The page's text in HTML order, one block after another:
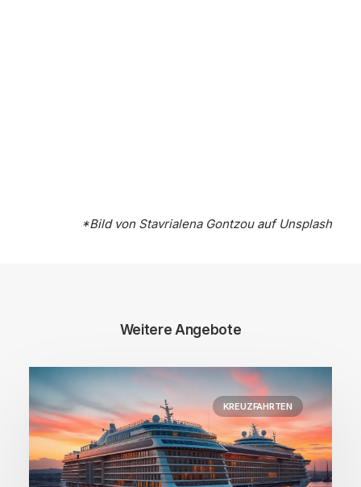
*Bild von Stavrialena Gontzouauf Unsplash
Weitere Angebote
KREUZFAHRTEN